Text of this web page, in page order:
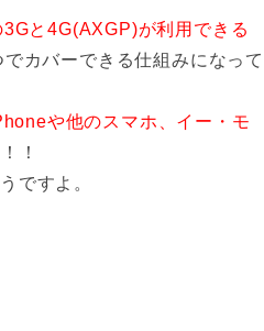
と4G(AXGP)が利用できる
カバーできる仕組みになって
や他のスマホ、イー・モ
！！
ですよ。